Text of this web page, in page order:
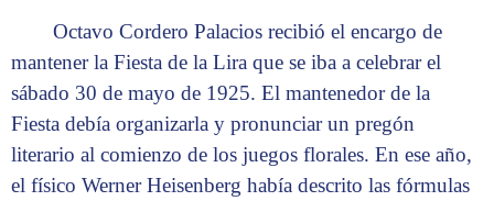
Octavo Cordero Palacios recibió el encargo de
mantener la Fiesta de la Lira que se iba a celebrar el
sábado 30 de mayo de 1925. El mantenedor de la
Fiesta debía organizarla y pronunciar un pregón
literario al comienzo de los juegos florales. En ese año,
el físico Werner Heisenberg había descrito las fórmulas